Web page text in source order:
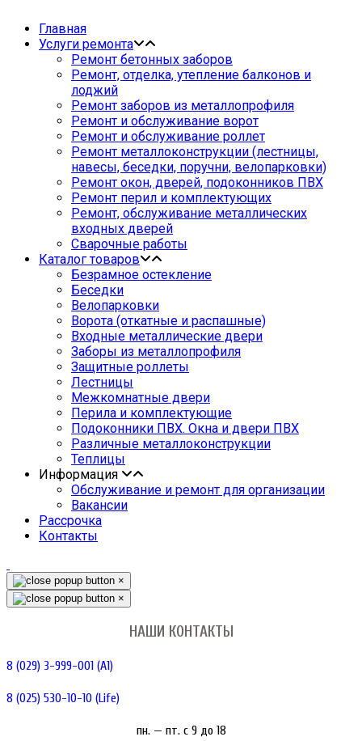
Главная
Услуги ремонта
Ремонт бетонных заборов
Ремонт, отделка, утепление балконов и
лоджий
Ремонт заборов из металлопрофиля
Ремонт и обслуживание ворот
Ремонт и обслуживание роллет
Ремонт металлоконструкции (лестницы,
навесы, беседки, поручни, велопарковки)
Ремонт окон, дверей, подоконников ПВХ
Ремонт перил и комплектующих
Ремонт, обслуживание металлических
входных дверей
Сварочные работы
Каталог товаров
Безрамное остекление
Беседки
Велопарковки
Ворота (откатные и распашные)
Входные металлические двери
Заборы из металлопрофиля
Защитные роллеты
Лестницы
Межкомнатные двери
Перила и комплектующие
Подоконники ПВХ. Окна и двери ПВХ
Различные металлоконструкции
Теплицы
Информация
Обслуживание и ремонт для организации
Вакансии
Рассрочка
Контакты
×
×
НАШИ КОНТАКТЫ
8 (029) 3-999-001 (A1)
8 (025) 530-10-10 (Life)
пн. — пт. c 9 до 18